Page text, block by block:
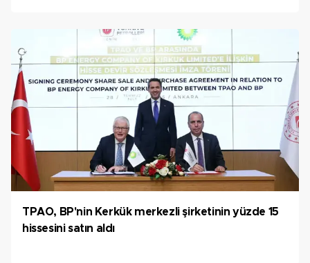
TPAO, BP'nin Kerkük merkezli şirketinin yüzde 15
hissesini satın aldı